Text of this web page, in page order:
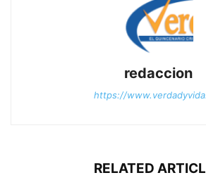
redaccion
https://
RELATED